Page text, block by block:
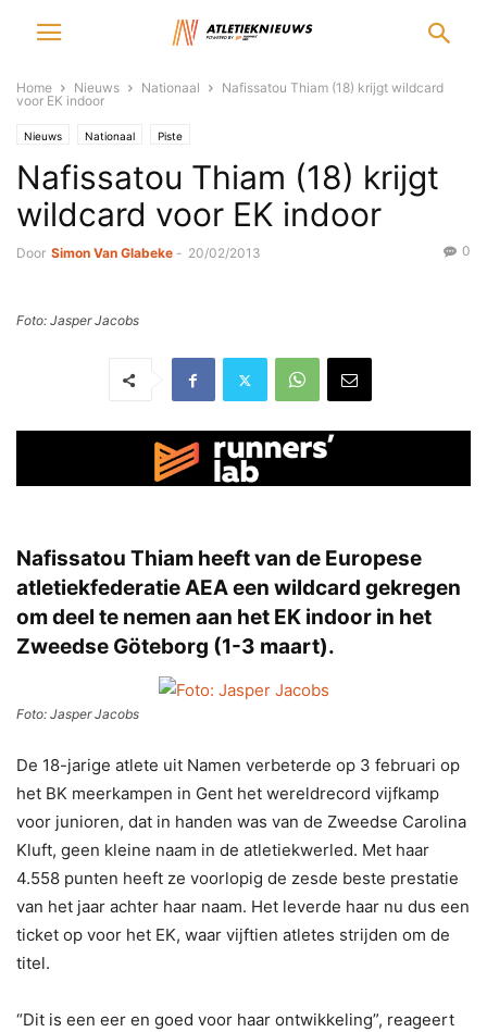
Home Nieuws Nationaal
Nafissatou Thiam (18) krijgt wildcard
voor EK indoor
Nieuws Nationaal Piste
Nafissatou Thiam (18) krijgt
wildcard voor EK indoor
Door Simon Van Glabeke - 20/02/2013 0
Foto: Jasper Jacobs
Nafissatou Thiam heeft van de Europese
atletiekfederatie AEA een wildcard gekregen
om deel te nemen aan het EK indoor in het
Zweedse Göteborg (1-3 maart).
Foto: Jasper Jacobs
De 18-jarige atlete uit Namen verbeterde op 3 februari op
het BK meerkampen in Gent het wereldrecord vijfkamp
voor junioren, dat in handen was van de Zweedse Carolina
Kluft, geen kleine naam in de atletiekwerled. Met haar
4.558 punten heeft ze voorlopig de zesde beste prestatie
van het jaar achter haar naam. Het leverde haar nu dus een
ticket op voor het EK, waar vijftien atletes strijden om de
titel.
“Dit is een eer en goed voor haar ontwikkeling”, reageert